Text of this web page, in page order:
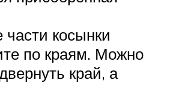
косынки
по краям. Можно
край, а